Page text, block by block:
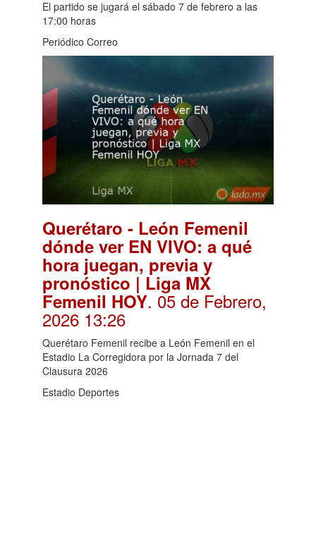
El partido se jugará el sábado 7 de febrero a las
17:00 horas
Periódico Correo
Querétaro - León Femenil
dónde ver EN VIVO: a qué
hora juegan, previa y
pronóstico | Liga MX
Femenil HOY. 05 de Febrero,
2026 13:26
Querétaro Femenil recibe a León Femenil en el
Estadio La Corregidora por la Jornada 7 del
Clausura 2026
Estadio Deportes